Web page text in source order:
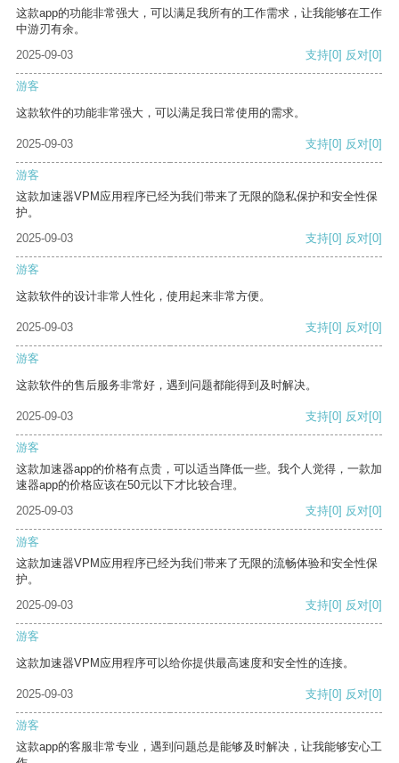
这款app的功能非常强大，可以满足我所有的工作需求，让我能够在工作
中游刃有余。
2025-09-03
支持[0] 反对[0]
游客
这款软件的功能非常强大，可以满足我日常使用的需求。
2025-09-03 支持[0] 反对[0]
游客
这款加速器VPM应用程序已经为我们带来了无限的隐私保护和安全性保
护。
2025-09-03
支持[0] 反对[0]
游客
这款软件的设计非常人性化，使用起来非常方便。
2025-09-03 支持[0] 反对[0]
游客
这款软件的售后服务非常好，遇到问题都能得到及时解决。
2025-09-03 支持[0] 反对[0]
游客
这款加速器app的价格有点贵，可以适当降低一些。我个人觉得，一款加
速器app的价格应该在50元以下才比较合理。
2025-09-03
支持[0] 反对[0]
游客
这款加速器VPM应用程序已经为我们带来了无限的流畅体验和安全性保
护。
2025-09-03
支持[0] 反对[0]
游客
这款加速器VPM应用程序可以给你提供最高速度和安全性的连接。
2025-09-03 支持[0] 反对[0]
游客
这款app的客服非常专业，遇到问题总是能够及时解决，让我能够安心工